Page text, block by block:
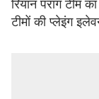
रियान पराग टीम
टीमों की प्लेइंग